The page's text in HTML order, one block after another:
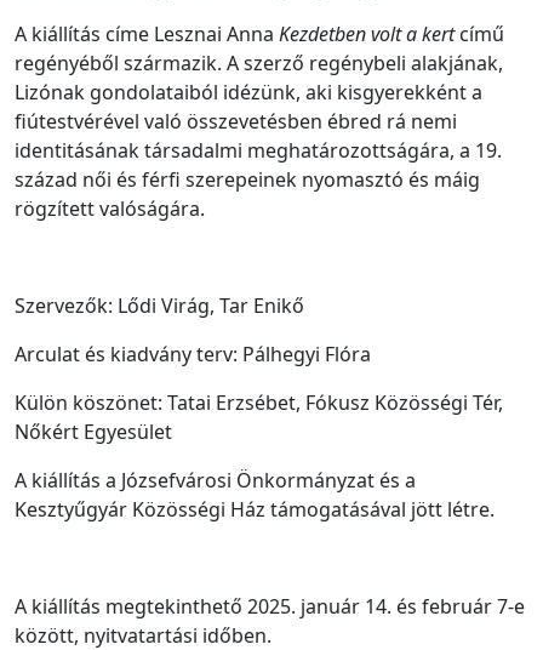
A kiállítás címe Lesznai Anna Kezdetben volt a kertcímű
regényéből származik. A szerző regénybeli alakjának,
Lizónak gondolataiból idézünk, aki kisgyerekként a
fiútestvérével való összevetésben ébred rá nemi
identitásának társadalmi meghatározottságára, a 19.
század női és férfi szerepeinek nyomasztó és máig
rögzített valóságára.
Szervezők: Lődi Virág, Tar Enikő
Arculat és kiadvány terv: Pálhegyi Flóra
Külön köszönet: Tatai Erzsébet, Fókusz Közösségi Tér,
Nőkért Egyesület
A kiállítás a Józsefvárosi Önkormányzat és a
Kesztyűgyár Közösségi Ház támogatásával jött létre.
A kiállítás megtekinthető 2025. január 14. és február 7-e
között, nyitvatartási időben.